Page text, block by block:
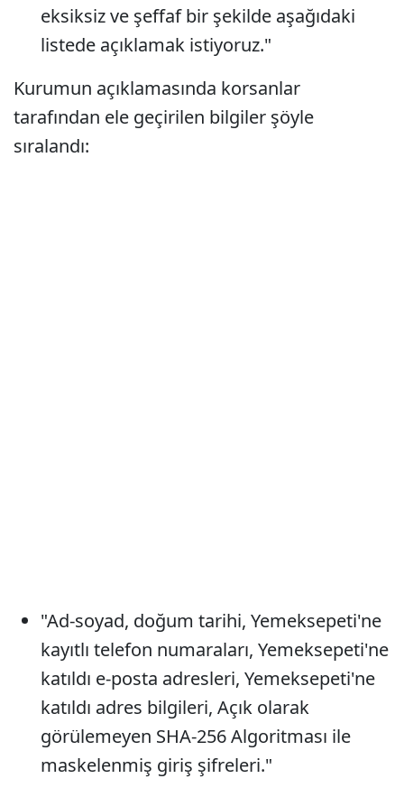
eksiksiz ve şeffaf bir şekilde aşağıdaki
listede açıklamak istiyoruz."
Kurumun açıklamasında korsanlar
tarafından ele geçirilen bilgiler şöyle
sıralandı:
"Ad-soyad, doğum tarihi, Yemeksepeti'ne
kayıtlı telefon numaraları, Yemeksepeti'ne
katıldı e-posta adresleri, Yemeksepeti'ne
katıldı adres bilgileri, Açık olarak
görülemeyen SHA-256 Algoritması ile
maskelenmiş giriş şifreleri."